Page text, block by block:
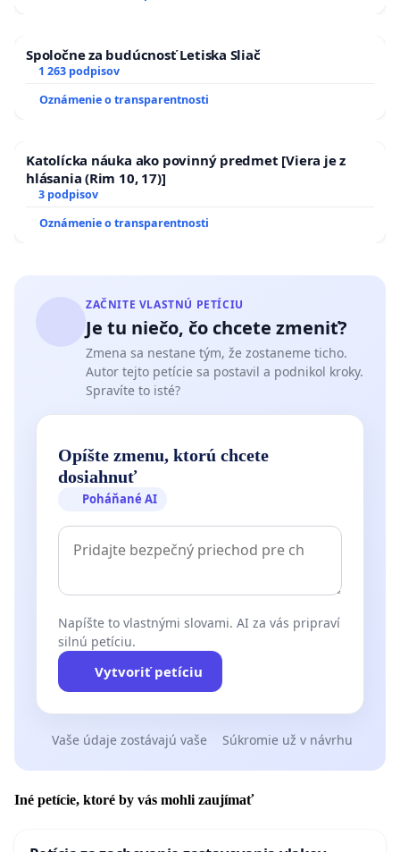
Info pre občanov:
Verejnosť môže doručiť na MŽP SR písomné
Písomné stanovisko sa považuje za doručené , aj
keď bolo v určenej lehote doručené dotknutej obci.
Petičný výbor:
Stanislava Nádaská, Dubovany 100, Dubovany
92208, nadaska.stanislava (@) centrum.sk
Michal Nádaský, Dubovany 100, Dubovany 92208
Spoločne za budúcnosť Letiska Sliač
1 263 podpisov
Oznámenie o transparentnosti
Katolícka náuka ako povinný predmet [Viera je z
hlásania (Rim 10, 17)]
3 podpisov
Oznámenie o transparentnosti
ZAČNITE VLASTNÚ PETÍCIU
Je tu niečo, čo chcete zmeniť?
Zmena sa nestane tým, že zostaneme ticho.
Autor tejto petície sa postavil a podnikol kroky.
Spravíte to isté?
Opíšte zmenu, ktorú chcete
dosiahnuť
Poháňané AI
Napíšte to vlastnými slovami. AI za vás pripraví
silnú petíciu.
Vytvoriť petíciu
Vaše údaje zostávajú vaše Súkromie už v návrhu
Iné petície, ktoré by vás mohli zaujímať